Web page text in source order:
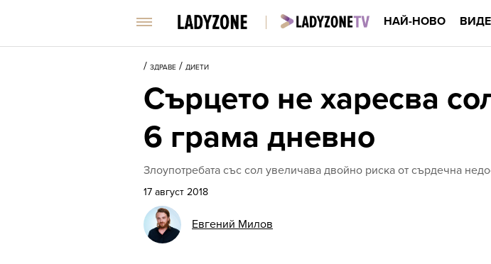
НАЙ-НОВО
/ ЗДРАВЕ / ДИЕТИ
Сърцето не харесва
6 грама дневно
Злоупотребата със сол увеличава двойно риска от сърдечна
17 август 2018
Евгений Милов